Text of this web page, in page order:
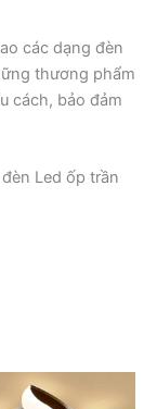
các dạng đèn
thương phẩm
cách, bảo đảm
Led ốp trần